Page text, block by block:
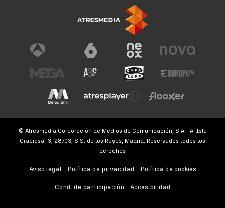
© Atresmedia Corporación de Medios de Comunicación, S.A - A. Isla
Graciosa 13, 28703, S.S. de los Reyes, Madrid. Reservados todos los
derechos
Aviso legal Política de privacidad Política de cookies
Cond. de participación Accesibilidad